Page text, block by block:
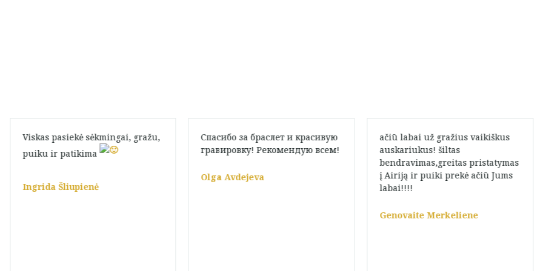
Viskas pasiekė sėkmingai, gražu,
puiku ir patikima
Ingrida Šliupienė
Спасибо за браслет и красивую
гравировку! Рекомендую всем!
Olga Avdejeva
ačiū labai už gražius vaikiškus
auskariukus! šiltas
bendravimas,greitas pristatymas
į Airiją ir puiki prekė ačiū Jums
labai!!!!
Genovaite Merkeliene